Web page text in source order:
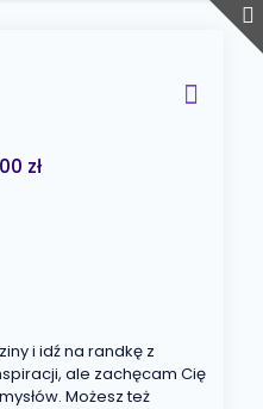
zł
i idź na randkę z
ale zachęcam Cię
Możesz też